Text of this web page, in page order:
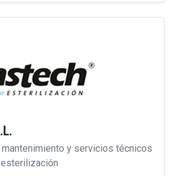
mantenimiento y servicios técnicos